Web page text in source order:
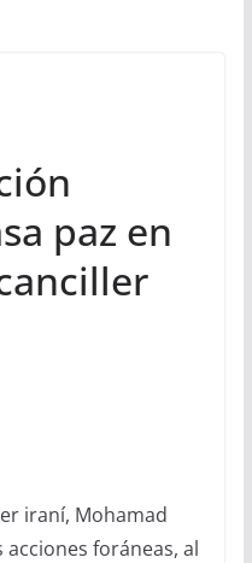
paz en
iraní, Mohamad
foráneas, al